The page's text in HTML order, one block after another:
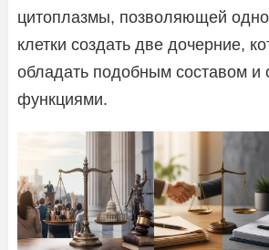
цитоплазмы, позволяющей
клетки создать две дочерние,
обладать подобным составом
функциями.